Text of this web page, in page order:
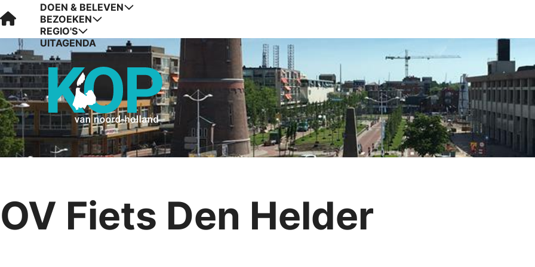
Visit Kop van Holland
DOEN & BELEVEN
BEZOEKEN
REGIO'S
UITAGENDA
OV Fiets Den Helder